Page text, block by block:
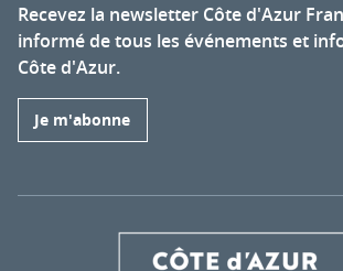
Recevez la newsletter Côte d'Azur
informé de tous les événements et
Côte d'Azur.
Je m'abonne